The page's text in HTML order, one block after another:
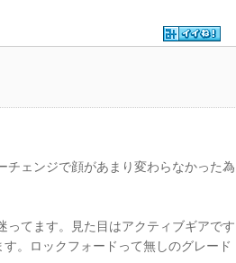
チェンジで顔があまり変わらなかった為
てます。見た目はアクティブギアです
。ロックフォードって無しのグレード